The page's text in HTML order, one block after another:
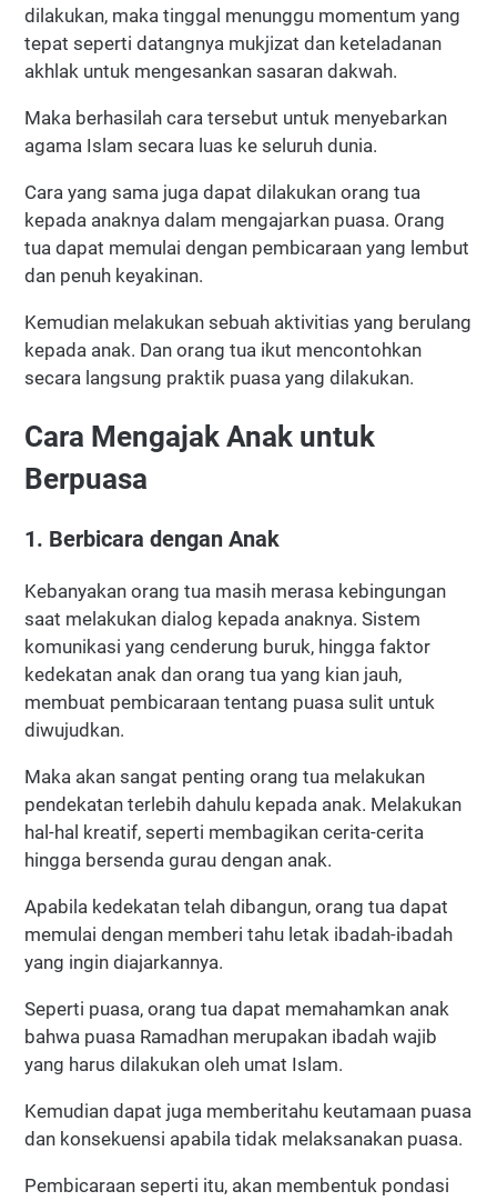
dilakukan, maka tinggal menunggu momentum yang
tepat seperti datangnya mukjizat dan keteladanan
akhlak untuk mengesankan sasaran dakwah.
Maka berhasilah cara tersebut untuk menyebarkan
agama Islam secara luas ke seluruh dunia.
Cara yang sama juga dapat dilakukan orang tua
kepada anaknya dalam mengajarkan puasa. Orang
tua dapat memulai dengan pembicaraan yang lembut
dan penuh keyakinan.
Kemudian melakukan sebuah aktivitias yang berulang
kepada anak. Dan orang tua ikut mencontohkan
secara langsung praktik puasa yang dilakukan.
Cara Mengajak Anak untuk
Berpuasa
1. Berbicara dengan Anak
Kebanyakan orang tua masih merasa kebingungan
saat melakukan dialog kepada anaknya. Sistem
komunikasi yang cenderung buruk, hingga faktor
kedekatan anak dan orang tua yang kian jauh,
membuat pembicaraan tentang puasa sulit untuk
diwujudkan.
Maka akan sangat penting orang tua melakukan
pendekatan terlebih dahulu kepada anak. Melakukan
hal-hal kreatif, seperti membagikan cerita-cerita
hingga bersenda gurau dengan anak.
Apabila kedekatan telah dibangun, orang tua dapat
memulai dengan memberi tahu letak ibadah-ibadah
yang ingin diajarkannya.
Seperti puasa, orang tua dapat memahamkan anak
bahwa puasa Ramadhan merupakan ibadah wajib
yang harus dilakukan oleh umat Islam.
Kemudian dapat juga memberitahu keutamaan puasa
dan konsekuensi apabila tidak melaksanakan puasa.
Pembicaraan seperti itu, akan membentuk pondasi